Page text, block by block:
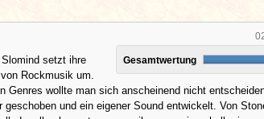
Gesamtwertung
setzt ihre
Rockmusik um.
Genres wollte man sich anscheinend nicht
geschoben und ein eigener Sound entwickelt. Von